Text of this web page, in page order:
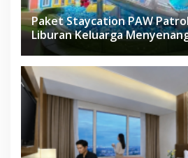
Paket Staycation PAW
Liburan Keluarga
Herloom Hotel BSD